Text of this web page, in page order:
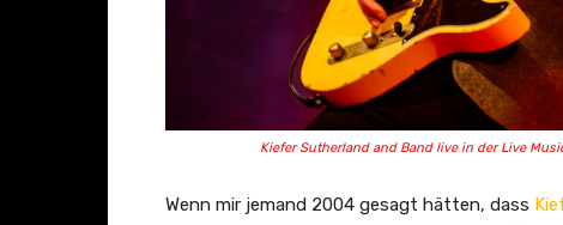
Kiefer Sutherland and Band live in der Live
Wenn mir jemand 2004 gesagt hätten, dass